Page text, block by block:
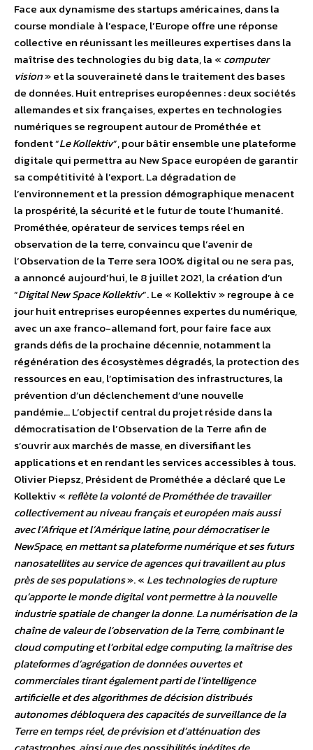
Face aux dynamisme des startups américaines, dans la
course mondiale à l’espace, l’Europe offre une réponse
collective en réunissant les meilleures expertises dans la
maîtrise des technologies du big data, la « computer
vision» et la souveraineté dans le traitement des bases
de données. Huit entreprises européennes : deux sociétés
allemandes et six françaises, expertes en technologies
numériques se regroupent autour de Prométhée et
fondent “Le Kollektiv”, pour bâtir ensemble une plateforme
digitale qui permettra au New Space européen de garantir
sa compétitivité à l’export. La dégradation de
l’environnement et la pression démographique menacent
la prospérité, la sécurité et le futur de toute l’humanité.
Prométhée, opérateur de services temps réel en
observation de la terre, convaincu que l’avenir de
l’Observation de la Terre sera 100% digital ou ne sera pas,
a annoncé aujourd’hui, le 8 juillet 2021, la création d’un
“Digital New Space Kollektiv”. Le « Kollektiv » regroupe à ce
jour huit entreprises européennes expertes du numérique,
avec un axe franco-allemand fort, pour faire face aux
grands défis de la prochaine décennie, notamment la
régénération des écosystèmes dégradés, la protection des
ressources en eau, l’optimisation des infrastructures, la
prévention d’un déclenchement d’une nouvelle
pandémie… L’objectif central du projet réside dans la
démocratisation de l’Observation de la Terre afin de
s’ouvrir aux marchés de masse, en diversifiant les
applications et en rendant les services accessibles à tous.
Olivier Piepsz, Président de Prométhée a déclaré que Le
Kollektiv « reflète la volonté de Prométhée de travailler
collectivement au niveau français et européen mais aussi
avec l’Afrique et l’Amérique latine, pour démocratiser le
NewSpace, en mettant sa plateforme numérique et ses futurs
nanosatellites au service de agences qui travaillent au plus
près de ses populations». « Les technologies de rupture
qu’apporte le monde digital vont permettre à la nouvelle
industrie spatiale de changer la donne. La numérisation de la
chaîne de valeur de l’observation de la Terre, combinant le
cloud computing et l’orbital edge computing, la maîtrise des
plateformes d’agrégation de données ouvertes et
commerciales tirant également parti de l’intelligence
artificielle et des algorithmes de décision distribués
autonomes débloquera des capacités de surveillance de la
Terre en temps réel, de prévision et d’atténuation des